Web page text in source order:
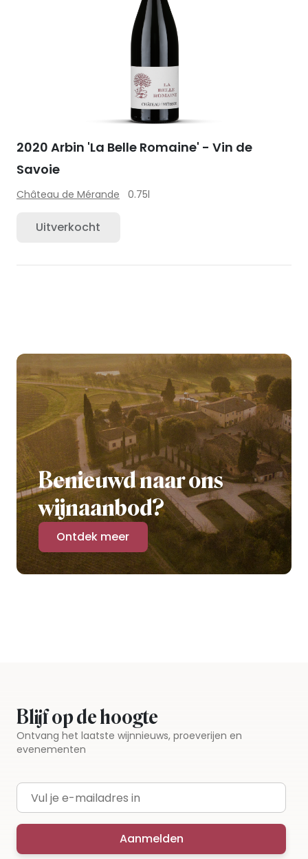
2020 Arbin 'La Belle Romaine' - Vin de
Savoie
Château de Mérande 0.75l
Uitverkocht
Benieuwd naar ons
wijnaanbod?
Ontdek meer
Blijf op de hoogte
Ontvang het laatste wijnnieuws, proeverijen en
evenementen
E-mailadres
Aanmelden